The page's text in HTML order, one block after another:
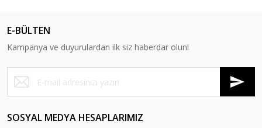
E-BÜLTEN
Kampanya ve duyurulardan ilk siz haberdar olun!
SOSYAL MEDYA HESAPLARIMIZ